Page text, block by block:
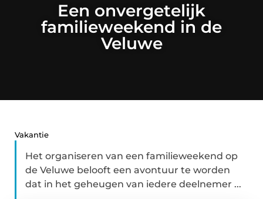
Een onvergetelijk
familieweekend in de
Veluwe
Vakantie
Het organiseren van een familieweekend op
de Veluwe belooft een avontuur te worden
dat in het geheugen van iedere deelnemer ...